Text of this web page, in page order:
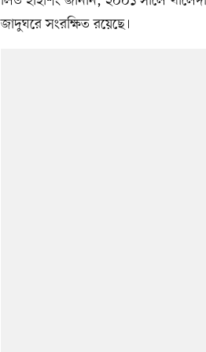
জাদুঘরে সংরক্ষিত রয়েছে।